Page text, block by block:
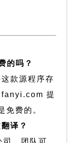
的吗？
款源程序存
提
费的。
译？
、团队可